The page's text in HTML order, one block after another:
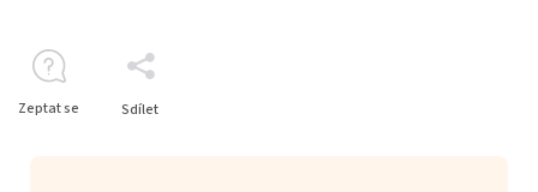
Zeptat se Sdílet